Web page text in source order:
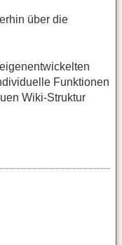
über die
Funktionen
Wiki‑Struktur